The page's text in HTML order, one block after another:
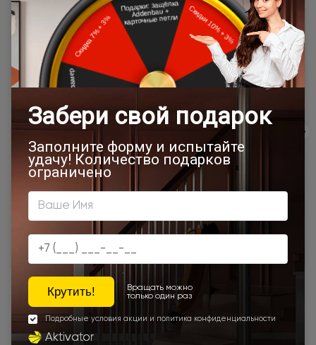
Доставка в регионы осуществляется по тарифам нашего
дилера в данном регионе или, при заказе через запрос с
сайта, отдельно рассчитывается менеджером интернет-
магазина.
Подробная информация о доставке
Товар относится к категориям:
500x1900 Межкомнатные двери 55х190 см
Двери Neo Classic Decoro
800x2000
900x2200
900x1900 800x2100 700x2100 800x2200
900x2300 900x2400 1200x2000 Шампань
Высота 180 Высота 190
Наши преимущества